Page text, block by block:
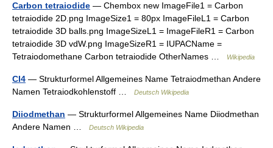
Carbon tetraiodide — Chembox new ImageFile1 = Carbon
tetraiodide 2D.png ImageSize1 = 80px ImageFileL1 = Carbon
tetraiodide 3D balls.png ImageSizeL1 = ImageFileR1 = Carbon
tetraiodide 3D vdW.png ImageSizeR1 = IUPACName =
Tetraiodomethane Carbon tetraiodide OtherNames …
Wikipedia
CI4 — Strukturformel Allgemeines Name Tetraiodmethan Andere
Namen Tetraiodkohlenstoff …
Deutsch Wikipedia
Diiodmethan — Strukturformel Allgemeines Name Diiodmethan
Andere Namen …
Deutsch Wikipedia